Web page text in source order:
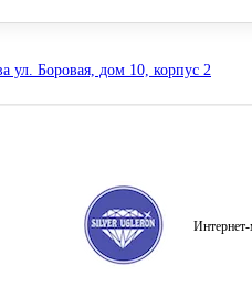
ул. Боровая, дом 10, корпус 2